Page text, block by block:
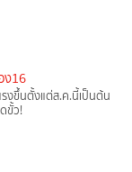
ง16
รงขึ้นตั้งแต่ส.ค.นี้เป็นต้น
ขั้ว!